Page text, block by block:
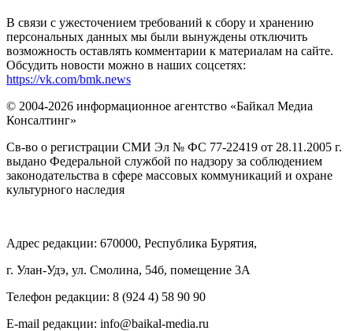
В связи с ужесточением требований к сбору и хранению
персональных данных мы были вынуждены отключить
возможность оставлять комментарии к материалам на сайте.
Обсудить новости можно в наших соцсетях:
https://vk.com/bmk.news
© 2004-2026 информационное агентство «Байкал Медиа
Консалтинг»
Св-во о регистрации СМИ Эл № ФС 77-22419 от 28.11.2005 г.
выдано Федеральной службой по надзору за соблюдением
законодательства в сфере массовых коммуникаций и охране
культурного наследия
Адрес редакции: 670000, Республика Бурятия,
г. Улан-Удэ, ул. Смолина, 54б, помещение 3А
Телефон редакции: ‎‎8 (924 4) 58 90 90
E-mail редакции: info@baikal-media.ru